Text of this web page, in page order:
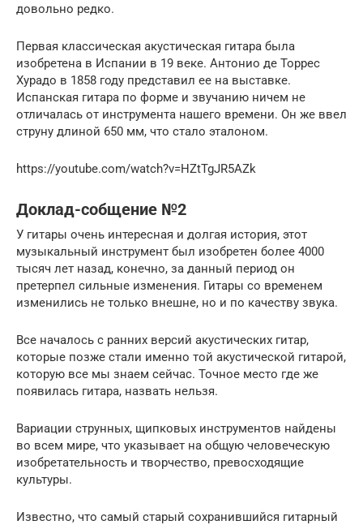
довольно редко.
Первая классическая акустическая гитара была
изобретена в Испании в 19 веке. Антонио де Торрес
Хурадо в 1858 году представил ее на выставке.
Испанская гитара по форме и звучанию ничем не
отличалась от инструмента нашего времени. Он же ввел
струну длиной 650 мм, что стало эталоном.
https://youtube.com/watch?v=HZtTgJR5AZk
Доклад-собщение №2
У гитары очень интересная и долгая история, этот
музыкальный инструмент был изобретен более 4000
тысяч лет назад, конечно, за данный период он
претерпел сильные изменения. Гитары со временем
изменились не только внешне, но и по качеству звука.
Все началось с ранних версий акустических гитар,
которые позже стали именно той акустической гитарой,
которую все мы знаем сейчас. Точное место где же
появилась гитара, назвать нельзя.
Вариации струнных, щипковых инструментов найдены
во всем мире, что указывает на общую человеческую
изобретательность и творчество, превосходящие
культуры.
Известно, что самый старый сохранившийся гитарный